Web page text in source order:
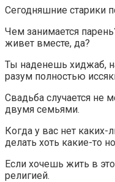
Сегодняшние старики
Чем занимается
живет вместе, да?
Ты наденешь хиджаб,
разум полностью
Свадьба случается
двумя семьями.
Когда у вас нет каких-
делать хоть какие-то
Если хочешь жить в
религией.